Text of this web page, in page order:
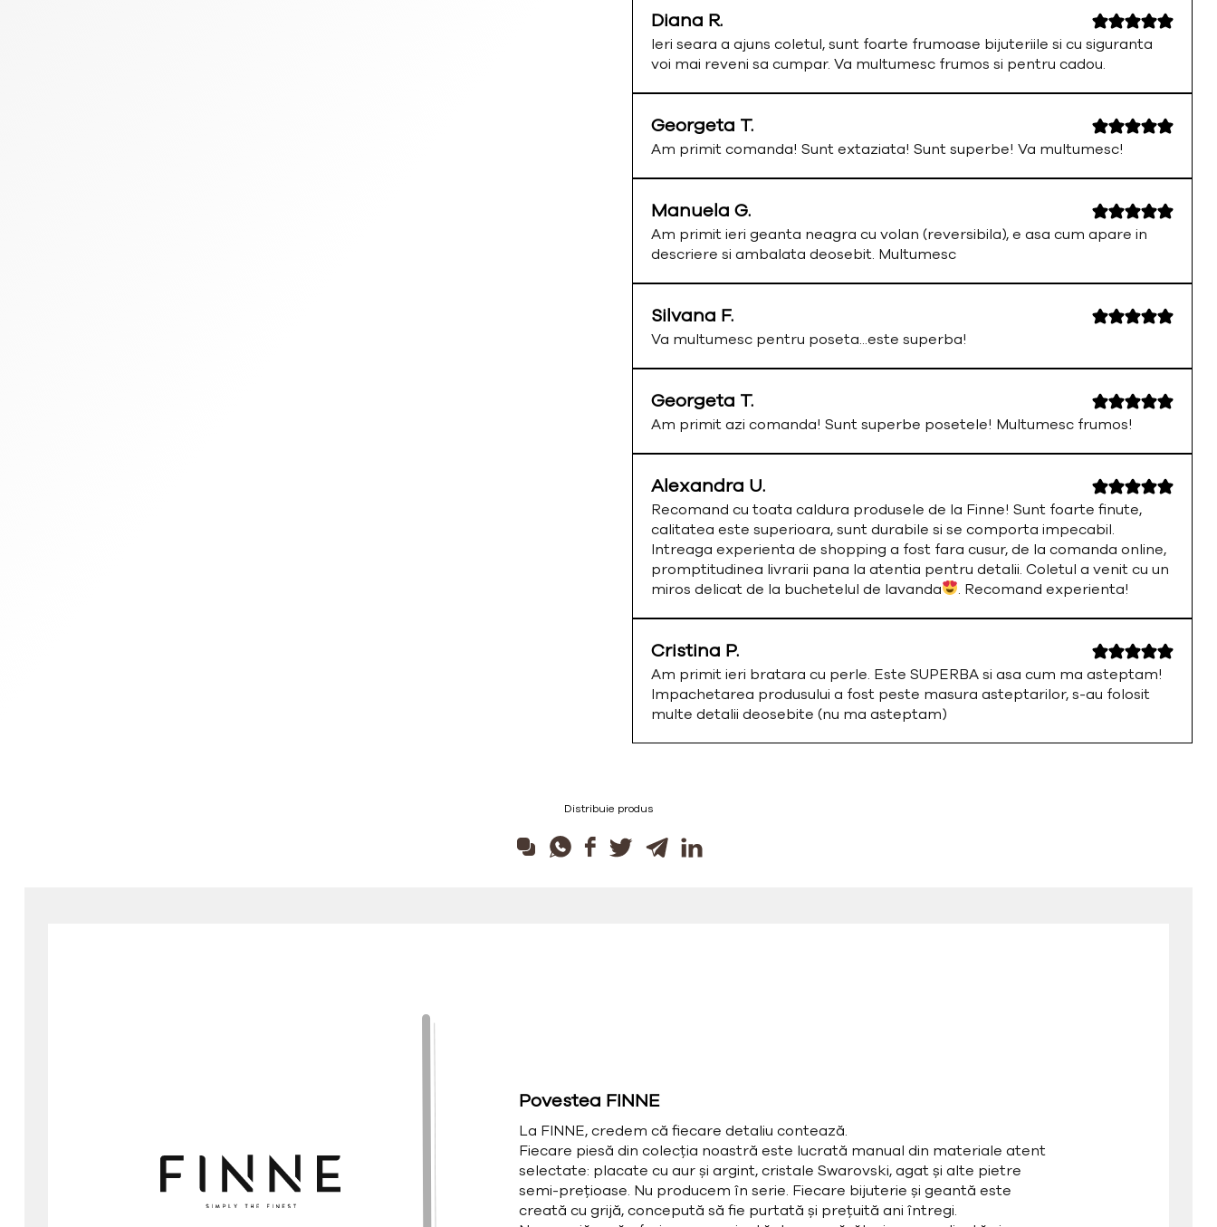
Diana R.
Ieri seara a ajuns coletul, sunt foarte frumoase bijuteriile si cu siguranta
voi mai reveni sa cumpar. Va multumesc frumos si pentru cadou.
Georgeta T.
Am primit comanda! Sunt extaziata! Sunt superbe! Va multumesc!
Manuela G.
Am primit ieri geanta neagra cu volan (reversibila), e asa cum apare in
descriere si ambalata deosebit. Multumesc
Silvana F.
Va multumesc pentru poseta...este superba!
Georgeta T.
Am primit azi comanda! Sunt superbe posetele! Multumesc frumos!
Alexandra U.
Recomand cu toata caldura produsele de la Finne! Sunt foarte finute,
calitatea este superioara, sunt durabile si se comporta impecabil.
Intreaga experienta de shopping a fost fara cusur, de la comanda online,
promptitudinea livrarii pana la atentia pentru detalii. Coletul a venit cu un
miros delicat de la buchetelul de lavanda
. Recomand experienta!
Cristina P.
Am primit ieri bratara cu perle. Este SUPERBA si asa cum ma asteptam!
Impachetarea produsului a fost peste masura asteptarilor, s-au folosit
multe detalii deosebite (nu ma asteptam)
Distribuie produs
Povestea FINNE
La FINNE, credem că fiecare detaliu contează.
Fiecare piesă din colecția noastră este lucrată manual din materiale atent
selectate: placate cu aur și argint, cristale Swarovski, agat și alte pietre
semi-prețioase. Nu producem în serie. Fiecare bijuterie și geantă este
creată cu grijă, concepută să fie purtată și prețuită ani întregi.